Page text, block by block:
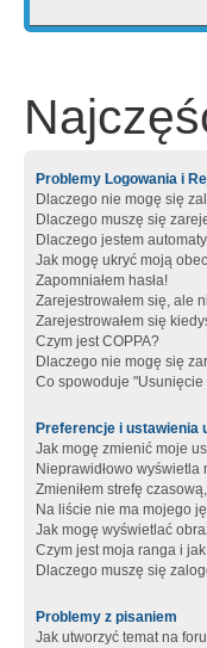
Problemy Logowania i
Dlaczego nie mogę się
Dlaczego muszę się
Dlaczego jestem
Jak mogę ukryć moją
Zapomniałem hasła!
Zarejestrowałem się, ale
Zarejestrowałem się
Czym jest COPPA?
Dlaczego nie mogę się
Co spowoduje
Preferencje i ustawienia
Jak mogę zmienić moje
Nieprawidłowo
Zmieniłem strefę
Na liście nie ma mojego
Jak mogę wyświetlać
Czym jest moja ranga i
Dlaczego muszę się
Problemy z pisaniem
Jak utworzyć temat na